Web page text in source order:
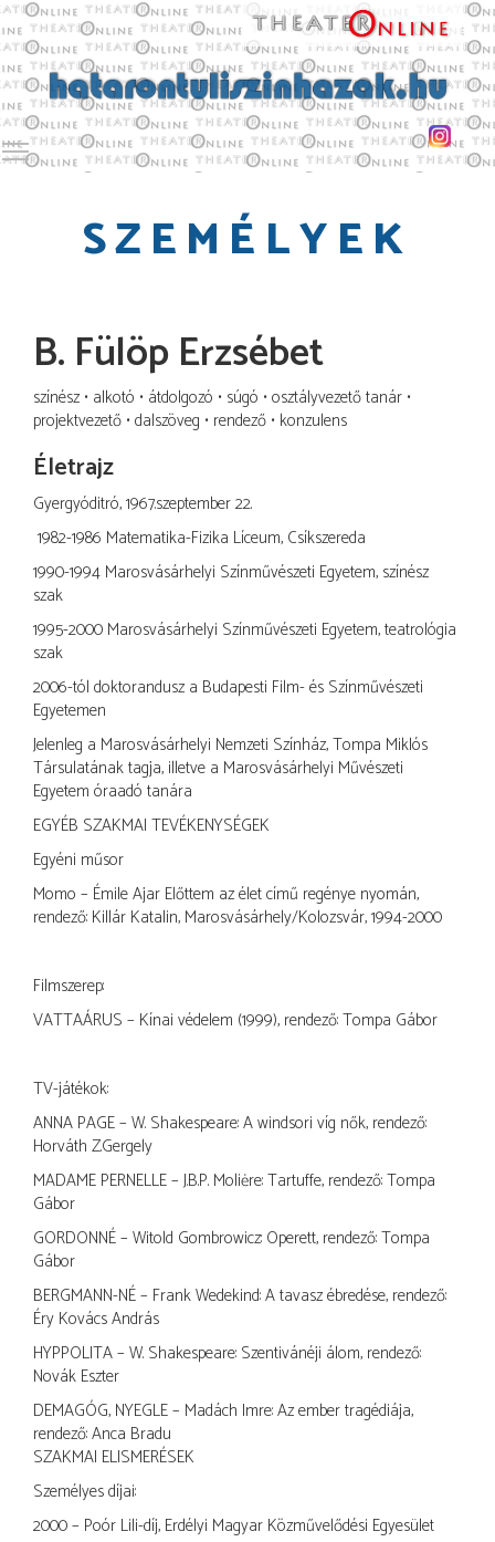
Toggle main menu visibility
SZEMÉLYEK
B. Fülöp Erzsébet
színész alkotó átdolgozó súgó osztályvezető tanár
projektvezető dalszöveg rendező konzulens
Életrajz
Gyergyóditró, 1967.szeptember 22.
1982-1986 Matematika-Fizika Líceum, Csíkszereda
1990-1994 Marosvásárhelyi Színművészeti Egyetem, színész
szak
1995-2000 Marosvásárhelyi Színművészeti Egyetem, teatrológia
szak
2006-tól doktorandusz a Budapesti Film- és Színművészeti
Egyetemen
Jelenleg a Marosvásárhelyi Nemzeti Színház, Tompa Miklós
Társulatának tagja, illetve a Marosvásárhelyi Művészeti
Egyetem óraadó tanára
EGYÉB SZAKMAI TEVÉKENYSÉGEK
Egyéni műsor
Momo – Émile Ajar Előttem az élet című regénye nyomán,
rendező: Killár Katalin, Marosvásárhely/Kolozsvár, 1994-2000
Filmszerep:
VATTAÁRUS – Kínai védelem (1999), rendező: Tompa Gábor
TV-játékok:
ANNA PAGE – W. Shakespeare: A windsori víg nők, rendező:
Horváth Z.Gergely
MADAME PERNELLE – J.B.P. Moliėre: Tartuffe, rendező: Tompa
Gábor
GORDONNÉ – Witold Gombrowicz: Operett, rendező: Tompa
Gábor
BERGMANN-NÉ – Frank Wedekind: A tavasz ébredése, rendező:
Éry Kovács András
HYPPOLITA – W. Shakespeare: Szentivánéji álom, rendező:
Novák Eszter
DEMAGÓG, NYEGLE – Madách Imre: Az ember tragédiája,
rendező: Anca Bradu
SZAKMAI ELISMERÉSEK
Személyes díjai:
2000 – Poór Lili-díj, Erdélyi Magyar Közművelődési Egyesület